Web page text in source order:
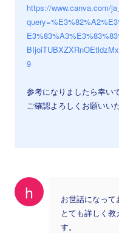
https://www.canva.com/
9
参考になりましたら幸いで
ご確認よろしくお願いい
h
お世話になって
とても詳しく
す。